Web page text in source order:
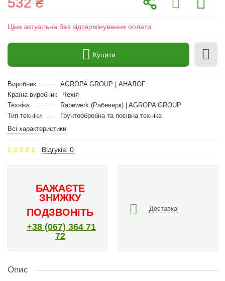
Ціна актуальна без відтермінування оплати
Купити
Виробник
AGROPA GROUP | АНАЛОГ
Країна виробник
Чехія
Техніка
Rabewerk (Рабеверк) | AGROPA GROUP
Тип техніки
Грунтообробна та посівна техніка
Всі характеристики
Відгуків: 0
БАЖАЄТЕ
ЗНИЖКУ
ПОДЗВОНІТЬ
+38 (067) 364 71
72
Доставка
Опис